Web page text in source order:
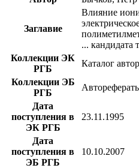
Заглавие
Влияние
... кандидата
Коллекции ЭК
РГБ
Каталог
Коллекции ЭБ
РГБ
Дата
поступления в
ЭК РГБ
23.11.1995
Дата
поступления в
ЭБ РГБ
10.10.2007